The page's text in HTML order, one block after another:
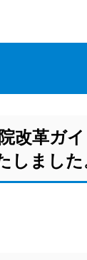
改革ガイ
ました